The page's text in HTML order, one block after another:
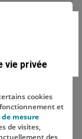
vie privée
cookies
et
de mesure
de visites,
des